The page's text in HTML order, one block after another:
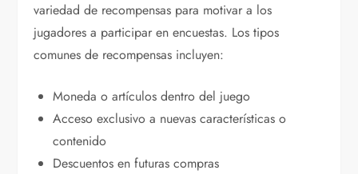
variedad de recompensas para motivar a los
jugadores a participar en encuestas. Los tipos
comunes de recompensas incluyen:
Moneda o artículos dentro del juego
Acceso exclusivo a nuevas características o
contenido
Descuentos en futuras compras